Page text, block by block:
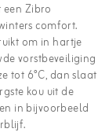
Zibro
comfort.
om in hartje
vorstbeveiliging
tot 6°C, dan slaat
kou uit de
in bijvoorbeeld